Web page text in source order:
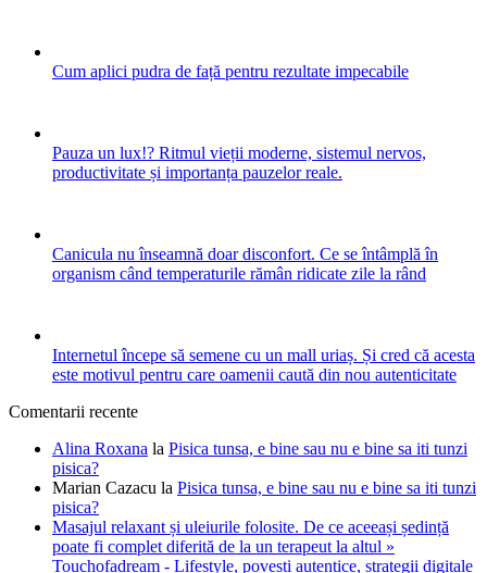
Cum aplici pudra de față pentru rezultate impecabile
Pauza un lux!? Ritmul vieții moderne, sistemul nervos,
productivitate și importanța pauzelor reale.
Canicula nu înseamnă doar disconfort. Ce se întâmplă în
organism când temperaturile rămân ridicate zile la rând
Internetul începe să semene cu un mall uriaș. Și cred că acesta
este motivul pentru care oamenii caută din nou autenticitate
Comentarii recente
Alina Roxana la Pisica tunsa, e bine sau nu e bine sa iti tunzi
pisica?
Marian Cazacu la Pisica tunsa, e bine sau nu e bine sa iti tunzi
pisica?
Masajul relaxant și uleiurile folosite. De ce aceeași ședință
poate fi complet diferită de la un terapeut la altul »
Touchofadream - Lifestyle, povești autentice, strategii digitale